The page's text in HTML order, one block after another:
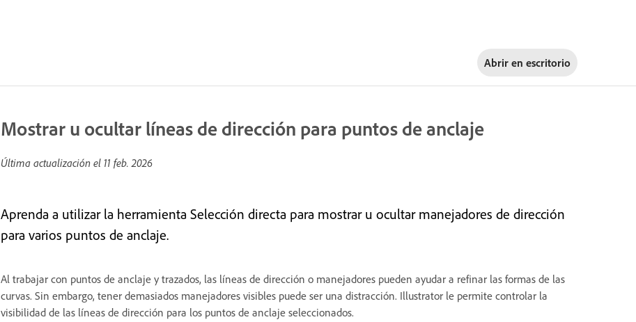
Abrir en escritorio
Mostrar u ocultar líneas de dirección para puntos de anclaje
Última actualización el 11 feb. 2026
Aprenda a utilizar la herramienta Selección directa para mostrar u ocultar manejadores de dirección
para varios puntos de anclaje.
Al trabajar con puntos de anclaje y trazados, las líneas de dirección o manejadores pueden ayudar a refinar las formas de las
curvas. Sin embargo, tener demasiados manejadores visibles puede ser una distracción. Illustrator le permite controlar la
visibilidad de las líneas de dirección para los puntos de anclaje seleccionados.